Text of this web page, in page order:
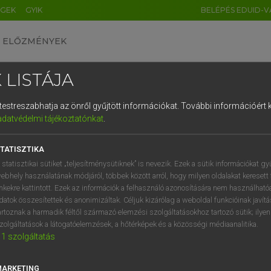
GYIK BELÉPÉS EDUID-
ELŐZMÉNYEK
műszaki szótár
VAN ELŐFIZETÉSED?
megtekintéséhez.
LISTÁJA
az önről gyűjtött információkat. További információért
tájékoztatónkat.
statisztikai sütiket „teljesítménysütiknek” is nevezik. Ezek a sütik információkat
használatának módjáról, többek között arról, hogy milyen oldalakat keresett
kattintott. Ezek az információk a felhasználó azonosítására nem
összesítettek és anonimizáltak. Céljuk kizárólag a weboldal funkcióinak
a harmadik féltől származó elemzési szolgáltatásokhoz tartozó sütik;
a látogatóelemzések, a hőtérképek és a közösségi médiaanalitika.
1 szolgáltatás
DE CN FR ES IT NL
1 2 3 4 5 6 7 8 9
q w e r t z u i
a s d f g h j k l é
í y x c v b n m , .